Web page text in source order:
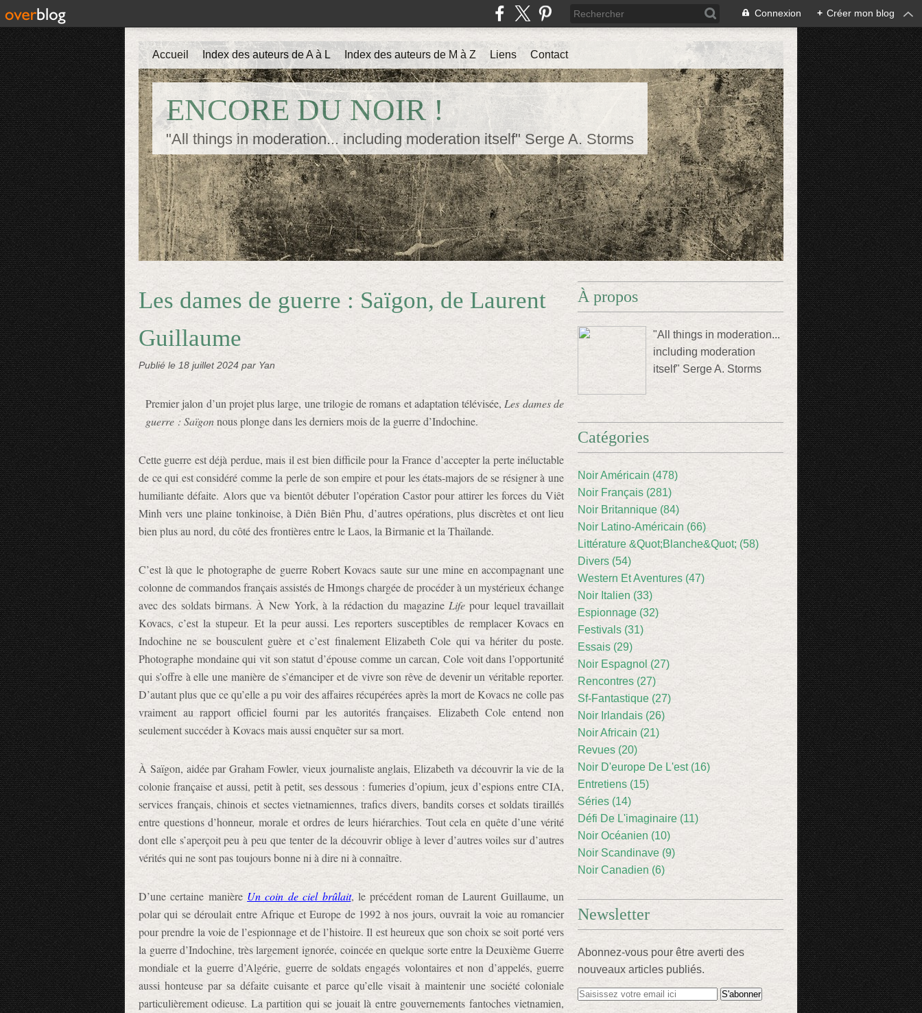
Connexion + Créer mon blog
ENCORE DU NOIR !
"All things in moderation... including moderation itself" Serge A. Storms
Accueil Index des auteurs de A à L Index des auteurs de M à Z Liens Contact
Les dames de guerre : Saïgon, de Laurent
Guillaume
Publié le 18 juillet 2024 par Yan
Premier jalon d’un projet plus large, une trilogie de romans et adaptation télévisée, Les dames de
guerre : Saïgonnous plonge dans les derniers mois de la guerre d’Indochine.
Cette guerre est déjà perdue, mais il est bien difficile pour la France d’accepter la perte inéluctable
de ce qui est considéré comme la perle de son empire et pour les états-majors de se résigner à une
humiliante défaite. Alors que va bientôt débuter l’opération Castor pour attirer les forces du Viêt
Minh vers une plaine tonkinoise, à Diên Biên Phu, d’autres opérations, plus discrètes et ont lieu
bien plus au nord, du côté des frontières entre le Laos, la Birmanie et la Thaïlande.
C’est là que le photographe de guerre Robert Kovacs saute sur une mine en accompagnant une
colonne de commandos français assistés de Hmongs chargée de procéder à un mystérieux échange
avec des soldats birmans. À New York, à la rédaction du magazine Life pour lequel travaillait
Kovacs, c’est la stupeur. Et la peur aussi. Les reporters susceptibles de remplacer Kovacs en
Indochine ne se bousculent guère et c’est finalement Elizabeth Cole qui va hériter du poste.
Photographe mondaine qui vit son statut d’épouse comme un carcan, Cole voit dans l’opportunité
qui s’offre à elle une manière de s’émanciper et de vivre son rêve de devenir un véritable reporter.
D’autant plus que ce qu’elle a pu voir des affaires récupérées après la mort de Kovacs ne colle pas
vraiment au rapport officiel fourni par les autorités françaises. Elizabeth Cole entend non
seulement succéder à Kovacs mais aussi enquêter sur sa mort.
À Saïgon, aidée par Graham Fowler, vieux journaliste anglais, Elizabeth va découvrir la vie de la
colonie française et aussi, petit à petit, ses dessous : fumeries d’opium, jeux d’espions entre CIA,
services français, chinois et sectes vietnamiennes, trafics divers, bandits corses et soldats tiraillés
entre questions d’honneur, morale et ordres de leurs hiérarchies. Tout cela en quête d’une vérité
dont elle s’aperçoit peu à peu que tenter de la découvrir oblige à lever d’autres voiles sur d’autres
vérités qui ne sont pas toujours bonne ni à dire ni à connaître.
D’une certaine manière Un coin de ciel brûlait, le précédent roman de Laurent Guillaume, un
polar qui se déroulait entre Afrique et Europe de 1992 à nos jours, ouvrait la voie au romancier
pour prendre la voie de l’espionnage et de l’histoire. Il est heureux que son choix se soit porté vers
la guerre d’Indochine, très largement ignorée, coincée en quelque sorte entre la Deuxième Guerre
mondiale et la guerre d’Algérie, guerre de soldats engagés volontaires et non d’appelés, guerre
aussi honteuse par sa défaite cuisante et parce qu’elle visait à maintenir une société coloniale
particulièrement odieuse. La partition qui se jouait là entre gouvernements fantoches vietnamien,
À propos
"All things in moderation...
including moderation
itself" Serge A. Storms
Catégories
Noir Américain (478)
Noir Français (281)
Noir Britannique (84)
Noir Latino-Américain (66)
Littérature &Quot;Blanche&Quot; (58)
Divers (54)
Western Et Aventures (47)
Noir Italien (33)
Espionnage (32)
Festivals (31)
Essais (29)
Noir Espagnol (27)
Rencontres (27)
Sf-Fantastique (27)
Noir Irlandais (26)
Noir Africain (21)
Revues (20)
Noir D'europe De L'est (16)
Entretiens (15)
Séries (14)
Défi De L'imaginaire (11)
Noir Océanien (10)
Noir Scandinave (9)
Noir Canadien (6)
Newsletter
Abonnez-vous pour être averti des
nouveaux articles publiés.